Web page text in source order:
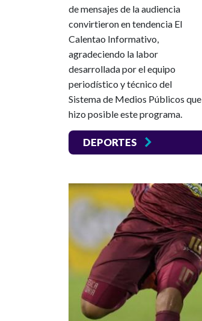
de mensajes de la audiencia
convirtieron en tendencia El
Calentao Informativo,
agradeciendo la labor
desarrollada por el equipo
periodístico y técnico del
Sistema de Medios Públicos que
hizo posible este programa.
DEPORTES